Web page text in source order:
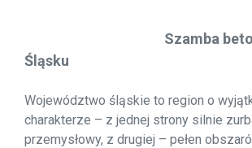
Szamba
Śląsku
Województwo śląskie to region o
charakterze – z jednej strony silnie
przemysłowy, z drugiej – pełen